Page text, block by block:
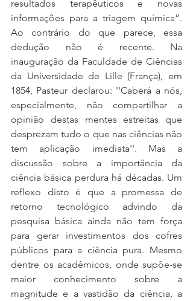
resultados terapêuticos e novas
informações para a triagem química”.
Ao contrário do que parece, essa
dedução não é recente. Na
inauguração da Faculdade de Ciências
da Universidade de Lille (França), em
1854, Pasteur declarou: ''Caberá a nós,
especialmente, não compartilhar a
opinião destas mentes estreitas que
desprezam tudo o que nas ciências não
tem aplicação imediata''. Mas a
discussão sobre a importância da
ciência básica perdura há décadas. Um
reflexo disto é que a promessa de
retorno tecnológico advindo da
pesquisa básica ainda não tem força
para gerar investimentos dos cofres
públicos para a ciência pura. Mesmo
dentre os acadêmicos, onde supõe-se
maior conhecimento sobre a
magnitude e a vastidão da ciência, a